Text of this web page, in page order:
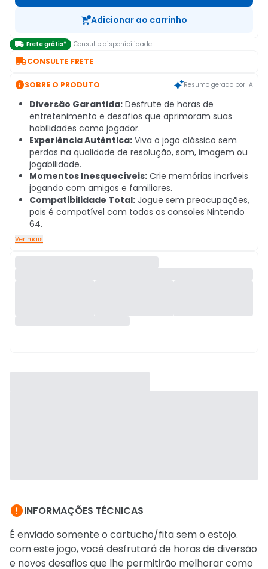
Adicionar ao carrinho
 Frete grátis* Consulte disponibilidade
CONSULTE FRETE
SOBRE O PRODUTO Resumo gerado por IA
Diversão Garantida: Desfrute de horas de
entretenimento e desafios que aprimoram suas
habilidades como jogador.
Experiência Autêntica: Viva o jogo clássico sem
perdas na qualidade de resolução, som, imagem ou
jogabilidade.
Momentos Inesquecíveis: Crie memórias incríveis
jogando com amigos e familiares.
Compatibilidade Total: Jogue sem preocupações,
pois é compatível com todos os consoles Nintendo
64.
Ver mais
INFORMAÇÕES TÉCNICAS
É enviado somente o cartucho/fita sem o estojo.
com este jogo, você desfrutará de horas de diversão
e novos desafios que lhe permitirão melhorar como